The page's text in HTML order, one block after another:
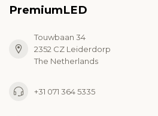
PremiumLED
Touwbaan 34
2352 CZ Leiderdorp
The Netherlands
+31 071 364 5335